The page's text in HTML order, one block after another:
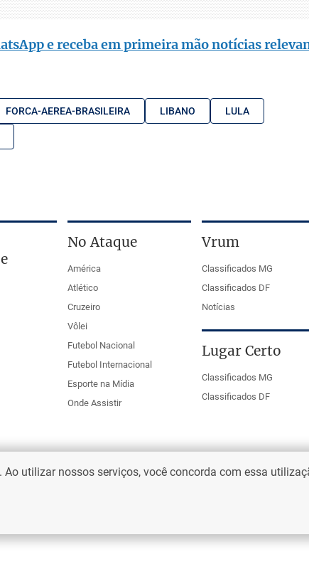
e receba em primeira mão notícias
FORCA-AEREA-BRASILEIRA LIBANO LULA
No Ataque
América
Atlético
Cruzeiro
Vôlei
Futebol Nacional
Futebol Internacional
Esporte na Mídia
Onde Assistir
Vrum
Classificados MG
Classificados DF
Notícias
Lugar Certo
Classificados MG
Classificados DF
utilizar nossos serviços, você concorda com essa